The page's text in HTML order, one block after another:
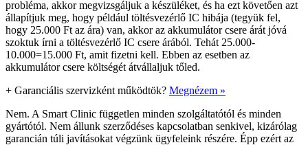
probléma, akkor megvizsgáljuk a készüléket, és ha ezt követően azt
állapítjuk meg, hogy például töltésvezérlő IC hibája (tegyük fel,
hogy 25.000 Ft az ára) van, akkor az akkumulátor csere árát jóvá
szoktuk írni a töltésvezérlő IC csere árából. Tehát 25.000-
10.000=15.000 Ft, amit fizetni kell. Ebben az esetben az
akkumulátor csere költségét átvállaljuk tőled.
+ Garanciális szervizként működtök? Megnézem »
Nem. A Smart Clinic független minden szolgáltatótól és minden
gyártótól. Nem állunk szerződéses kapcsolatban senkivel, kizárólag
garancián túli javításokat végzünk ügyfeleink részére. Épp ezért az